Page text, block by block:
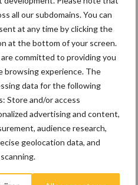
all our subdomains. You can
at any time by clicking the
at the bottom of your screen.
committed to providing you
browsing experience. The
data for the following
Store and/or access
advertising and content,
audience research,
geolocation data, and
Partner nieuws
publiceert
2025
tips om je
bereiden op
uitval van het